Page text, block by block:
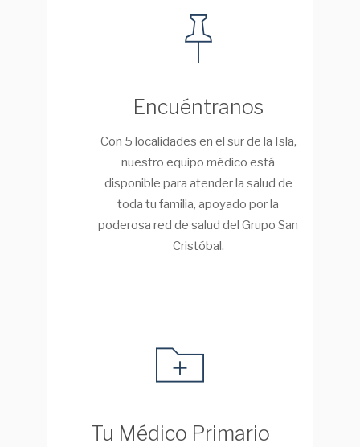
Encuéntranos
Con 5 localidades en el sur de la Isla,
nuestro equipo médico está
disponible para atender la salud de
toda tu familia, apoyado por la
poderosa red de salud del Grupo San
Cristóbal.
Tu Médico Primario